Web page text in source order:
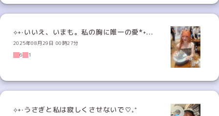
⟡˖·いいえ、いまも。私の胸に唯一の愛*˖...
2025年08月29日 00時27分
6
1
⟡˖·うさぎと私は寂しくさせないで♡₊⁺